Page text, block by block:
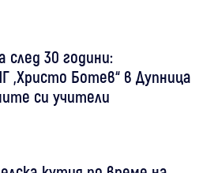
след 30 години:
„Христо Ботев“ в Дупница
си учители